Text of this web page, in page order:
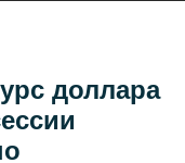
доллара